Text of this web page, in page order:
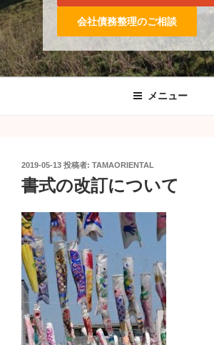
会社債務整理のご相談
メニュー
投
稿
日:
2019-05-13 投稿者: TAMAORIENTAL
書式の改訂について